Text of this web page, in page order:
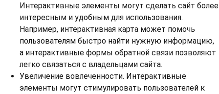
Интерактивные элементы могут сделать сайт более
интересным и удобным для использования.
Например, интерактивная карта может помочь
пользователям быстро найти нужную информацию,
а интерактивные формы обратной связи позволяют
легко связаться с владельцами сайта.
Увеличение вовлеченности. Интерактивные
элементы могут стимулировать пользователей к